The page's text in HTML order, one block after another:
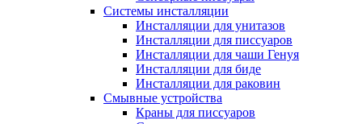
Системы инсталляции
Инсталляции для унитазов
Инсталляции для писсуаров
Инсталляции для чаши Генуя
Инсталляции для биде
Инсталляции для раковин
Смывные устройства
Краны для писсуаров